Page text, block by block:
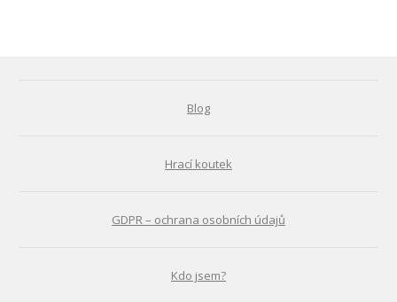
Blog
Hrací koutek
GDPR – ochrana osobních údajů
Kdo jsem?